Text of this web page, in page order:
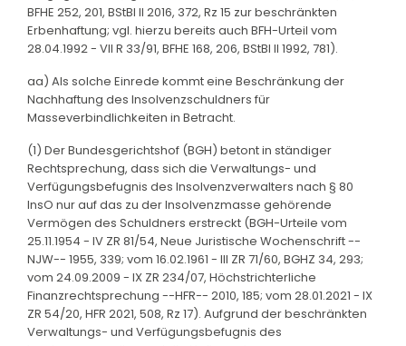
BFHE 252, 201, BStBl II 2016, 372, Rz 15 zur beschränkten
Erbenhaftung; vgl. hierzu bereits auch BFH-Urteil vom
28.04.1992 - VII R 33/91, BFHE 168, 206, BStBl II 1992, 781).
aa) Als solche Einrede kommt eine Beschränkung der
Nachhaftung des Insolvenzschuldners für
Masseverbindlichkeiten in Betracht.
(1) Der Bundesgerichtshof (BGH) betont in ständiger
Rechtsprechung, dass sich die Verwaltungs- und
Verfügungsbefugnis des Insolvenzverwalters nach § 80
InsO nur auf das zu der Insolvenzmasse gehörende
Vermögen des Schuldners erstreckt (BGH-Urteile vom
25.11.1954 - IV ZR 81/54, Neue Juristische Wochenschrift --
NJW-- 1955, 339; vom 16.02.1961 - III ZR 71/60, BGHZ 34, 293;
vom 24.09.2009 - IX ZR 234/07, Höchstrichterliche
Finanzrechtsprechung --HFR-- 2010, 185; vom 28.01.2021 - IX
ZR 54/20, HFR 2021, 508, Rz 17). Aufgrund der beschränkten
Verwaltungs- und Verfügungsbefugnis des